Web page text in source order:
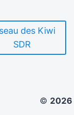
des Kiwi
SDR
© 2026